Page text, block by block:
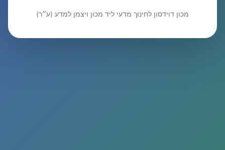
מכון דוידסון לחינוך מדעי ליד מכון ויצמן למדע (ע״ר)